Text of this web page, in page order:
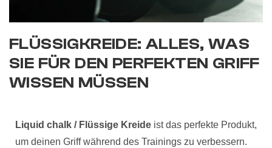
FLÜSSIGKREIDE: ALLES, WAS
SIE FÜR DEN PERFEKTEN GRIFF
WISSEN MÜSSEN
Liquid chalk / Flüssige Kreide ist das perfekte Produkt,
um deinen Griff während des Trainings zu verbessern.